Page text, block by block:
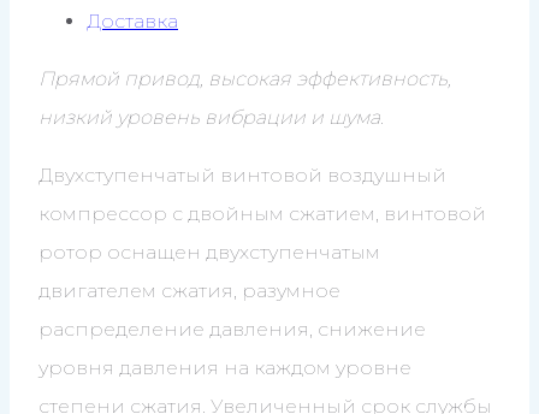
Доставка
Прямой привод, высокая эффективность,
низкий уровень вибрации и шума.
Двухступенчатый винтовой воздушный
компрессор с двойным сжатием, винтовой
ротор оснащен двухступенчатым
двигателем сжатия, разумное
распределение давления, снижение
уровня давления на каждом уровне
степени сжатия. Увеличенный срок службы